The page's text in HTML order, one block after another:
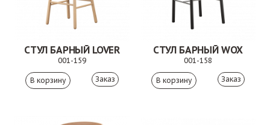
СТУЛ БАРНЫЙ LOVER
001-159
Заказ
СТУЛ БАРНЫЙ WOX
001-158
Заказ